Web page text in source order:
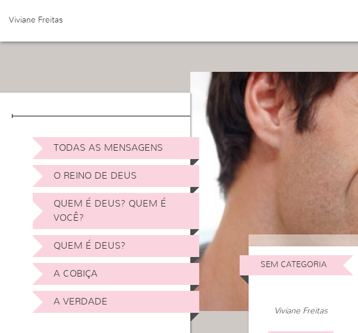
Viviane Freitas
TODAS AS MENSAGENS
O REINO DE DEUS
QUEM É DEUS? QUEM É
VOCÊ?
QUEM É DEUS?
A COBIÇA
A VERDADE
SEM CATEGORIA
Viviane Freitas